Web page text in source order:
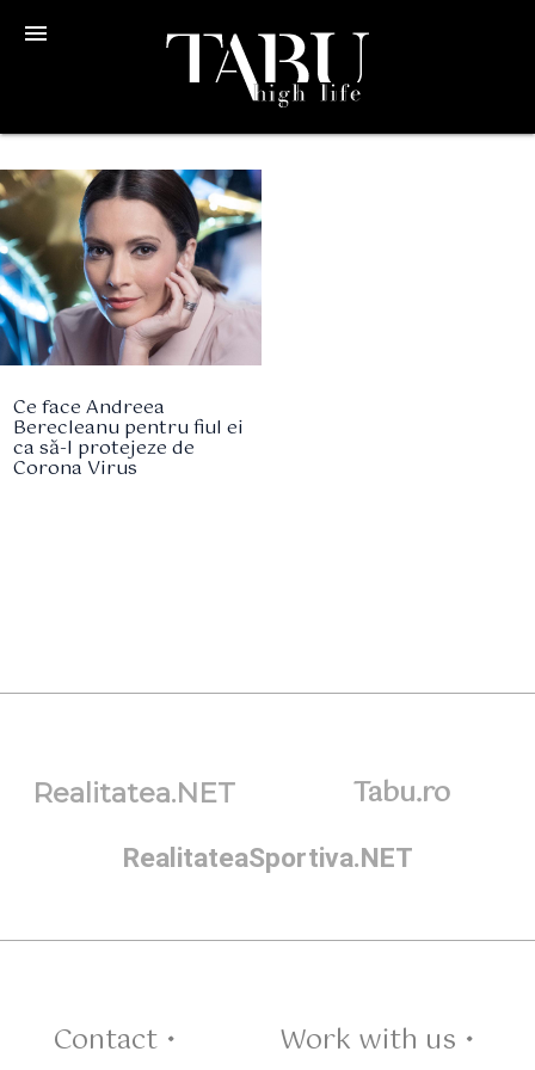
menu
Ce face Andreea
Berecleanu pentru fiul ei
ca să-l protejeze de
Corona Virus
Realitatea.NET Tabu.ro
RealitateaSportiva.NET
Contact • Work with us •